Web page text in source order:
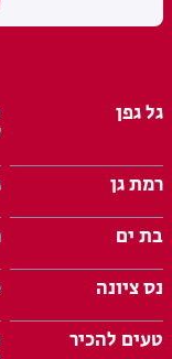
גל גפן
רמת גן
בת ים
נס ציונה
טעים להכיר